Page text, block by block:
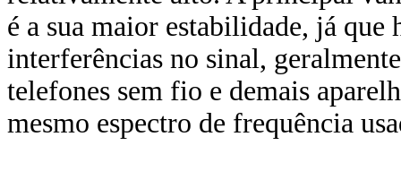
é a sua maior estabilidade, já que
interferências no sinal,
telefones sem fio e demais
mesmo espectro de frequência